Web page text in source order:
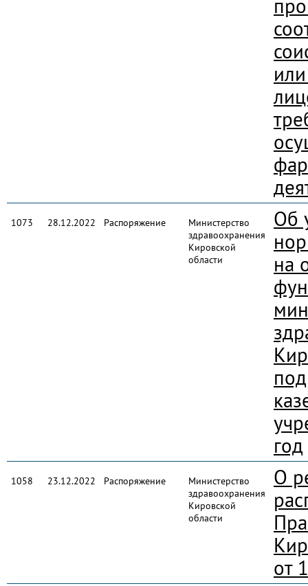
1073 28.12.2022 Распоряжение
Министерство
здравоохранения
Кировской
области
Об
на
год
1058 23.12.2022 Распоряжение
Министерство
здравоохранения
Кировской
области
О
от